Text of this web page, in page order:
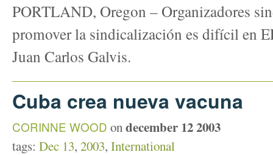
PORTLAND, Oregon – Organizadores
promover la sindicalización es difícil en
Juan Carlos Galvis.
Cuba crea nueva vacuna
CORINNE WOOD ondecember 12 2003
tags: Dec 13, 2003, International